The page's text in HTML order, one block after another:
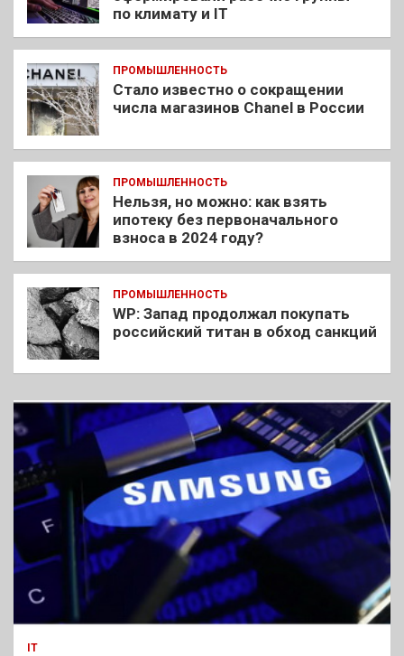
по климату и IT
ПРОМЫШЛЕННОСТЬ
Стало известно о сокращении
числа магазинов Chanel в России
ПРОМЫШЛЕННОСТЬ
Нельзя, но можно: как взять
ипотеку без первоначального
взноса в 2024 году?
ПРОМЫШЛЕННОСТЬ
WP: Запад продолжал покупать
российский титан в обход санкций
IT